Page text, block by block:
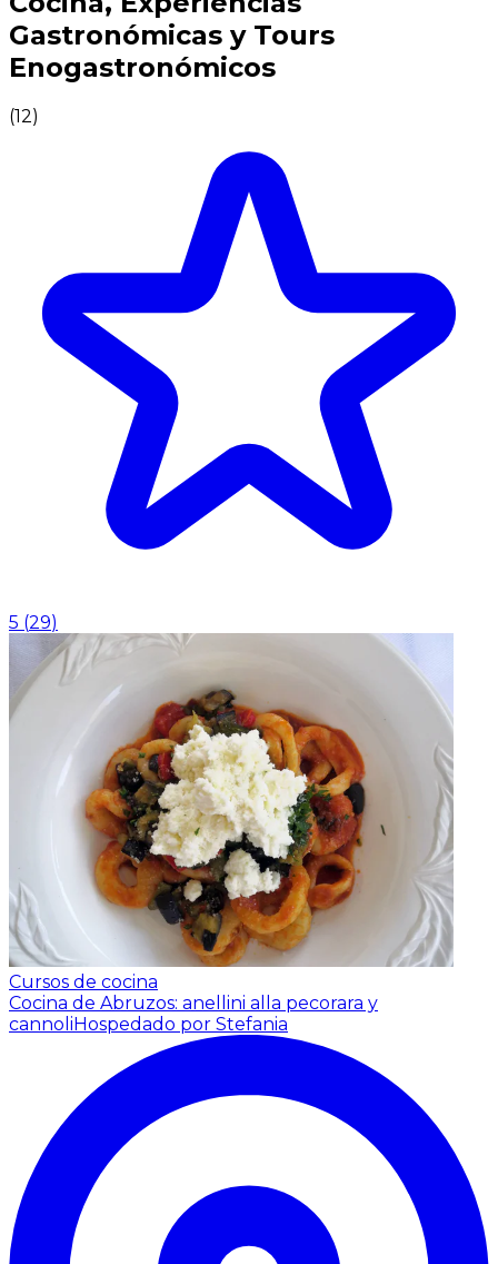
Gastronómicas y Tours
Enogastronómicos
(12)
5 (29)
Cursos de cocina
Cocina de Abruzos: anellini alla pecorara y
cannoliHospedado por Stefania